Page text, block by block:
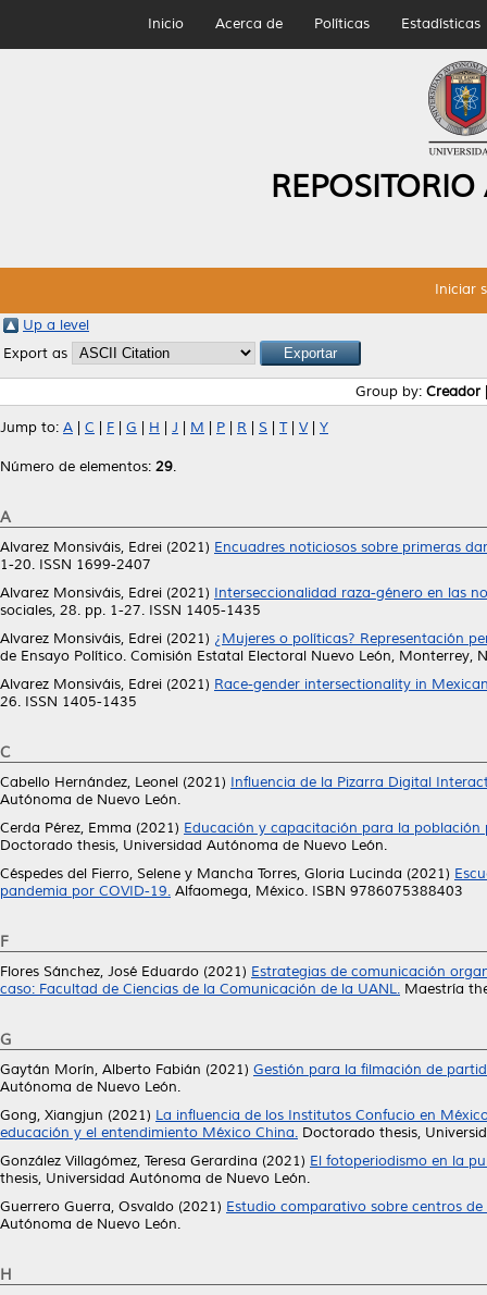
Inicio Acerca de Políticas Estadísticas
Iniciar
Up a level
Export as
Group by: Creador
Jump to: A C F G H J M P R S T| V| Y
Número de elementos: 29.
A
Alvarez Monsiváis, Edrei (2021) Encuadres noticiosos sobre primeras
1-20. ISSN 1699-2407
Alvarez Monsiváis, Edrei (2021) Interseccionalidad raza-género en las
sociales, 28. pp. 1-27. ISSN 1405-1435
Alvarez Monsiváis, Edrei (2021) ¿Mujeres o políticas? Representación
de Ensayo Político. Comisión Estatal Electoral Nuevo León, Monterrey,
Alvarez Monsiváis, Edrei (2021) Race-gender intersectionality in
26. ISSN 1405-1435
C
Cabello Hernández, Leonel (2021) Influencia de la Pizarra Digital
Autónoma de Nuevo León.
Cerda Pérez, Emma (2021) Educación y capacitación para la población
Doctorado thesis, Universidad Autónoma de Nuevo León.
Céspedes del Fierro, Selene y Mancha Torres, Gloria Lucinda (2021)
pandemia por COVID-19. Alfaomega, México. ISBN 9786075388403
F
Flores Sánchez, José Eduardo (2021) Estrategias de comunicación
caso: Facultad de Ciencias de la Comunicación de la UANL. Maestría
G
Gaytán Morín, Alberto Fabián (2021) Gestión para la filmación de
Autónoma de Nuevo León.
Gong, Xiangjun (2021) La influencia de los Institutos Confucio en
educación y el entendimiento México China. Doctorado thesis,
González Villagómez, Teresa Gerardina (2021) El fotoperiodismo en la
thesis, Universidad Autónoma de Nuevo León.
Guerrero Guerra, Osvaldo (2021) Estudio comparativo sobre centros
Autónoma de Nuevo León.
H